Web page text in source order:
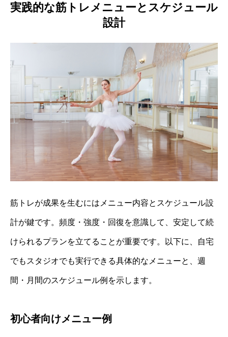
実践的な筋トレメニューとスケジュール
設計
筋トレが成果を生むにはメニュー内容とスケジュール設
計が鍵です。頻度・強度・回復を意識して、安定して続
けられるプランを立てることが重要です。以下に、自宅
でもスタジオでも実行できる具体的なメニューと、週
間・月間のスケジュール例を示します。
初心者向けメニュー例